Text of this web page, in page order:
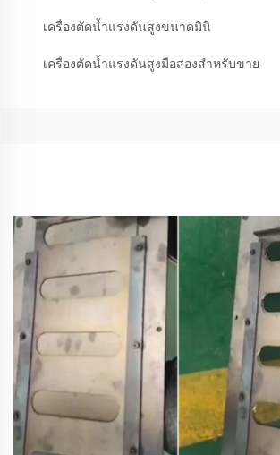
เครื่องตัดน้ำแรงดันสูงขนาดมินิ
เครื่องตัดน้ำแรงดันสูงมือสองสำหรับขาย